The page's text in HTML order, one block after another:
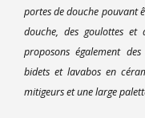
portes de douche pouvant
douche, des goulottes et
proposons également
bidets et lavabos en
mitigeurs et une large